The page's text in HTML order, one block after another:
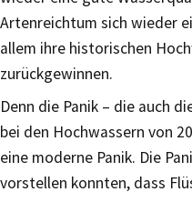
Artenreichtum sich wieder
allem ihre historischen
zurückgewinnen.
Denn die Panik – die auch
bei den Hochwassern von
eine moderne Panik. Die
vorstellen konnten, dass